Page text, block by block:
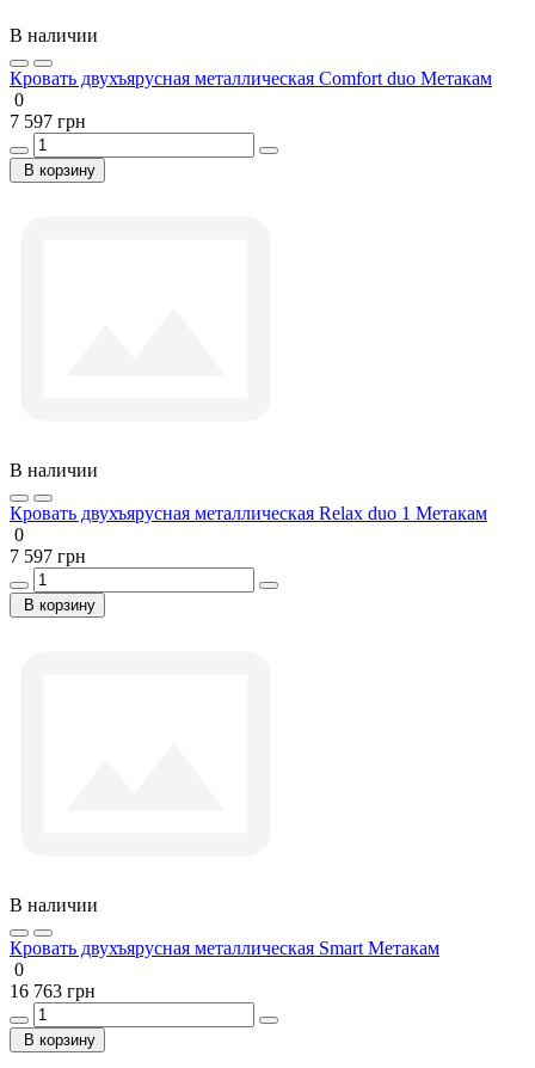
В наличии
Кровать двухъярусная металлическая Comfort duo Метакам
0
7 597 грн
В корзину
В наличии
Кровать двухъярусная металлическая Relax duo 1 Метакам
0
7 597 грн
В корзину
В наличии
Кровать двухъярусная металлическая Smart Метакам
0
16 763 грн
В корзину